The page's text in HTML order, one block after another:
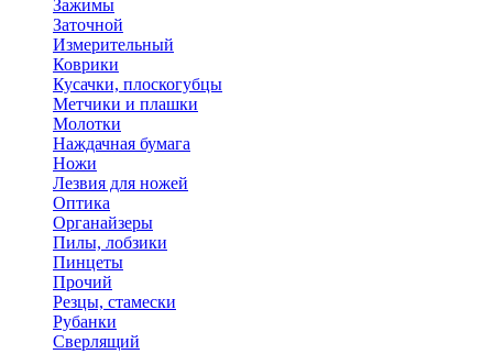
Зажимы
Заточной
Измерительный
Коврики
Кусачки, плоскогубцы
Метчики и плашки
Молотки
Наждачная бумага
Ножи
Лезвия для ножей
Оптика
Органайзеры
Пилы, лобзики
Пинцеты
Прочий
Резцы, стамески
Рубанки
Сверлящий